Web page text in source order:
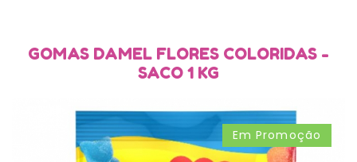
GOMAS DAMEL FLORES COLORIDAS -
SACO 1 KG
Em Promoção